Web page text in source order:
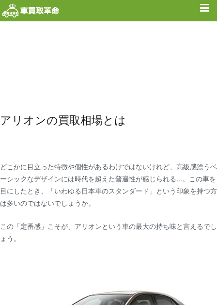
アリオンの買取相場とは
どこかに目立った特徴や個性があるわけではないけれど、高級感漂うベ
ーシックなデザインには時代を超えた普遍性が感じられる…。この車を
目にしたとき、「いわゆる日本車のスタンダード」という印象を持つ方
は多いのではないでしょうか。
この「定番感」こそが、アリオンという車の最大の持ち味と言えるでし
ょう。